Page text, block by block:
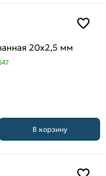
20х2,5 мм
В корзину